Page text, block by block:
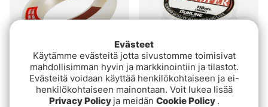
Arvio: (3)4.3 5:sta tähdestä
Strike Wire Nylon
Sunline Shooter FC
Sniper (JDM) Clear 80m
Evästeet
Käytämme evästeitä jotta sivustomme toimisivat
mahdollisimman hyvin ja markkinointiin ja tilastot.
Evästeitä voidaan käyttää henkilökohtaiseen ja ei-
henkilökohtaiseen mainontaan. Voit lukea lisää
Privacy Policy ja meidän Cookie Policy .